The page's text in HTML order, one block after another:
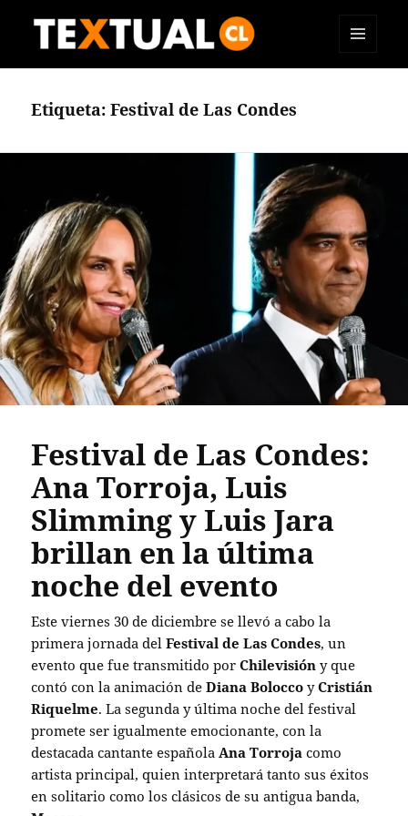
Etiqueta:Festival de Las Condes
Festival de Las Condes:
Ana Torroja, Luis
Slimming y Luis Jara
brillan en la última
noche del evento
Este viernes 30 de diciembre se llevó a cabo la
primera jornada delFestival de Las Condes, un
evento que fue transmitido porChilevisión y que
contó con la animación deDiana Bolocco yCristián
Riquelme. La segunda y última noche del festival
promete ser igualmente emocionante, con la
destacada cantante española Ana Torroja como
artista principal, quien interpretará tanto sus éxitos
en solitario como los clásicos de su antigua banda,